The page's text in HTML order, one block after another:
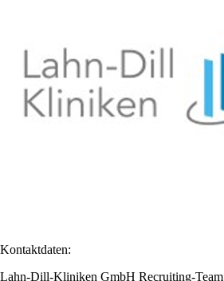
Kontaktdaten:
Lahn-Dill-Kliniken GmbH Recruiting-Team